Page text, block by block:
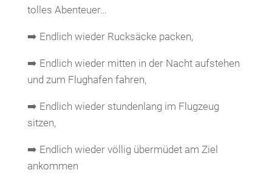
tolles Abenteuer…
➡️ Endlich wieder Rucksäcke packen,
➡️ Endlich wieder mitten in der Nacht aufstehen
und zum Flughafen fahren,
➡️ Endlich wieder stundenlang im Flugzeug
sitzen,
➡️ Endlich wieder völlig übermüdet am Ziel
ankommen